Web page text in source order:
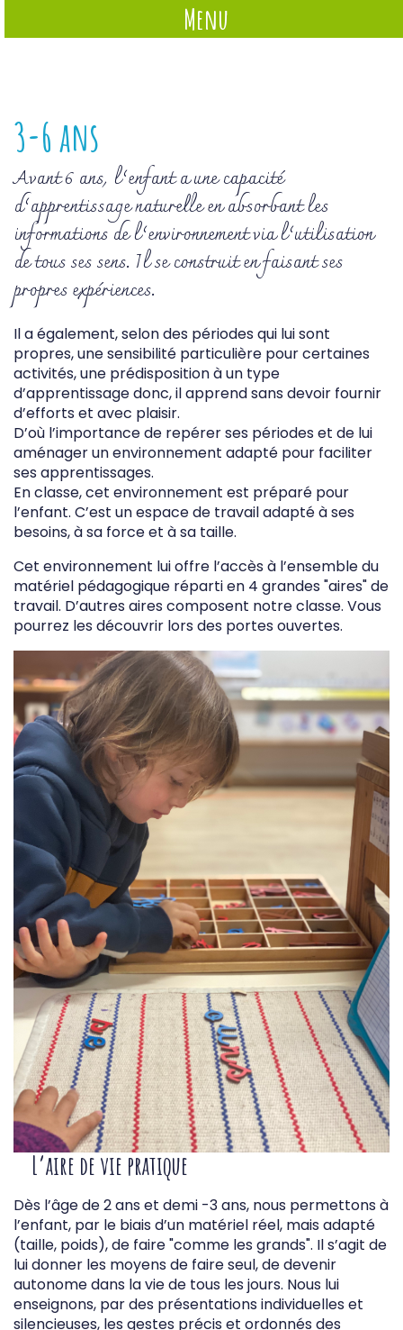
Menu
3-6 ans
Avant 6 ans, l’enfant a une capacité
d’apprentissage naturelle en absorbant les
informations de l’environnement via l’utilisation
de tous ses sens. Il se construit en faisant ses
propres expériences.
Il a également, selon des périodes qui lui sont
propres, une sensibilité particulière pour certaines
activités, une prédisposition à un type
d’apprentissage donc, il apprend sans devoir fournir
d’efforts et avec plaisir.
D’où l’importance de repérer ses périodes et de lui
aménager un environnement adapté pour faciliter
ses apprentissages.
En classe, cet environnement est préparé pour
l’enfant. C’est un espace de travail adapté à ses
besoins, à sa force et à sa taille.
Cet environnement lui offre l’accès à l’ensemble du
matériel pédagogique réparti en 4 grandes "aires" de
travail. D’autres aires composent notre classe. Vous
pourrez les découvrir lors des portes ouvertes.
L’aire de vie pratique
Dès l’âge de 2 ans et demi -3 ans, nous permettons à
l’enfant, par le biais d’un matériel réel, mais adapté
(taille, poids), de faire "comme les grands". Il s’agit de
lui donner les moyens de faire seul, de devenir
autonome dans la vie de tous les jours. Nous lui
enseignons, par des présentations individuelles et
silencieuses, les gestes précis et ordonnés des